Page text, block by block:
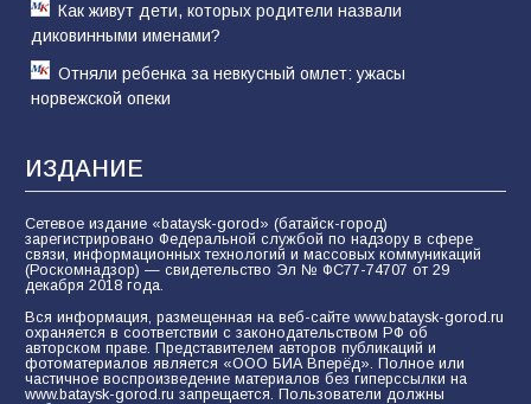
Как живут дети, которых родители назвали
диковинными именами?
Отняли ребенка за невкусный омлет: ужасы
норвежской опеки
ИЗДАНИЕ
Сетевое издание «bataysk-gorod» (батайск-город)
зарегистрировано Федеральной службой по надзору в сфере
связи, информационных технологий и массовых коммуникаций
(Роскомнадзор) — свидетельство Эл № ФС77-74707 от 29
декабря 2018 года.
Вся информация, размещенная на веб-сайте www.bataysk-gorod.ru
охраняется в соответствии с законодательством РФ об
авторском праве. Представителем авторов публикаций и
фотоматериалов является «ООО БИА Вперёд». Полное или
частичное воспроизведение материалов без гиперссылки на
www.bataysk-gorod.ru запрещается. Пользователи должны